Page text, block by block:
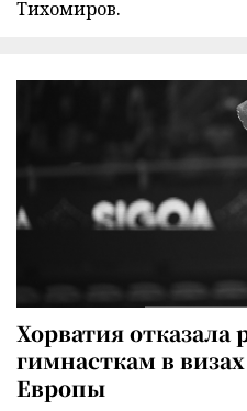
Тихомиров.
Хорватия отказала
гимнасткам в
Европы